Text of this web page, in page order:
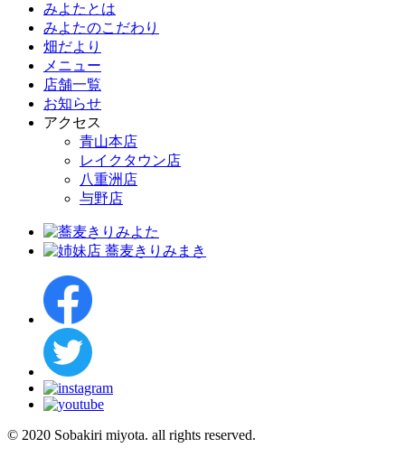
みよたとは
みよたのこだわり
畑だより
メニュー
店舗一覧
お知らせ
アクセス
青山本店
レイクタウン店
八重洲店
与野店
© 2020 Sobakiri miyota. all rights reserved.